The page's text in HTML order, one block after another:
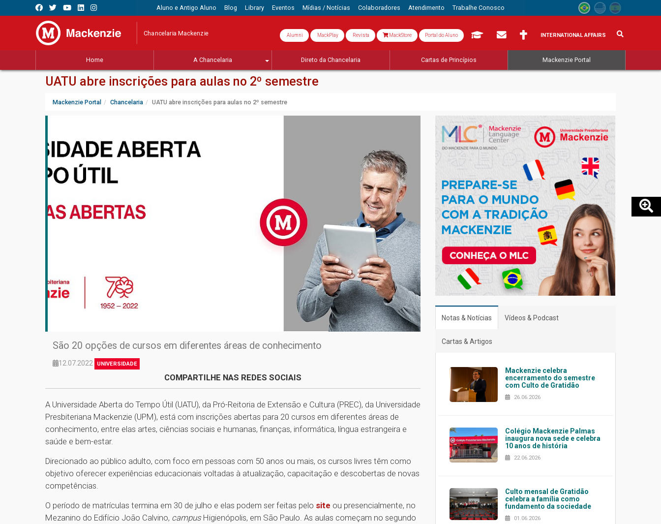
Aluno e Antigo Aluno Blog Library Eventos Mídias / Notícias Colaboradores Atendimento Trabalhe Conosco
Chancelaria Mackenzie Alumni MackPlay Revista MackStore Portal do Aluno INTERNATIONAL AFFAIRS
Home A Chancelaria Direto da Chancelaria Cartas de Princípios Mackenzie Portal
UATU abre inscrições para aulas no 2º semestre
Mackenzie Portal Chancelaria UATU abre inscrições para aulas no 2º semestre
São 20 opções de cursos em diferentes áreas de conhecimento
12.07.2022 UNIVERSIDADE
COMPARTILHE NAS REDES SOCIAIS
A Universidade Aberta do Tempo Útil (UATU), da Pró-Reitoria de Extensão e Cultura (PREC), da Universidade
Presbiteriana Mackenzie (UPM), está com inscrições abertas para 20 cursos em diferentes áreas de
conhecimento, entre elas artes, ciências sociais e humanas, finanças, informática, língua estrangeira e
saúde e bem-estar.
Direcionado ao público adulto, com foco em pessoas com 50 anos ou mais, os cursos livres têm como
objetivo oferecer experiências educacionais voltadas à atualização, capacitação e descobertas de novas
competências.
O período de matrículas termina em 30 de julho e elas podem ser feitas pelo site ou presencialmente, no
Mezanino do Edifício João Calvino, campus Higienópolis, em São Paulo. As aulas começam no segundo
Notas & Notícias Vídeos & Podcast
Cartas & Artigos
Mackenzie celebra
encerramento do semestre
com Culto de Gratidão
26.06.2026
Colégio Mackenzie Palmas
inaugura nova sede e celebra
10 anos de história
22.06.2026
Culto mensal de Gratidão
celebra a família como
fundamento da sociedade
01.06.2026